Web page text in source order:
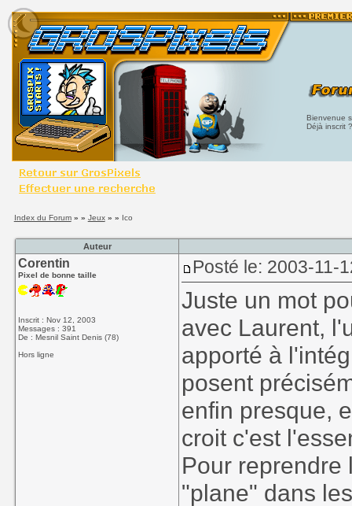
Bienvenue
Déjà inscrit
Index du Forum» » Jeux» » Ico
Auteur
Corentin
Pixel de bonne taille
Inscrit : Nov 12, 2003
Messages : 391
De : Mesnil Saint Denis (78)
Hors ligne
Posté le: 2003-11-
Juste un mot
avec Laurent,
apporté à
posent
enfin presque,
croit c'est
Pour reprendre
"plane" dans